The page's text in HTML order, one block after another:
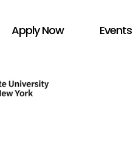
Apply Now Events